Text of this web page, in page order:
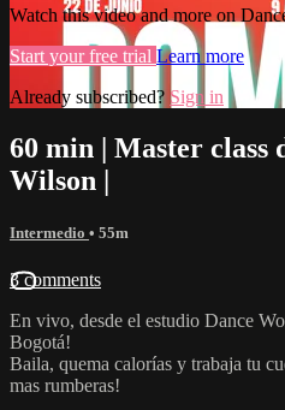
Watch this video and more on
Start your free trial Learn more
Already subscribed? Sign in
60 min | Master class
Wilson |
Intermedio • 55m
3 comments
En vivo, desde el estudio Dance
Bogotá!
Baila, quema calorías y trabaja tu
mas rumberas!